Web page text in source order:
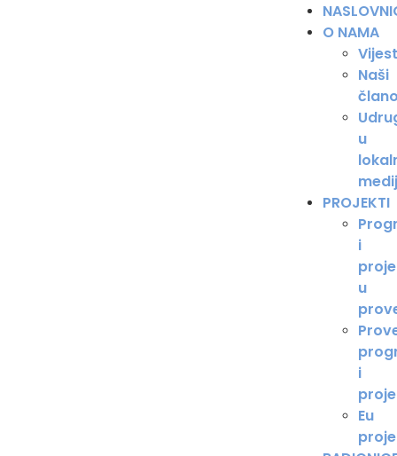
O NAMA
Naši
u
PROJEKTI
i
u
i
Eu